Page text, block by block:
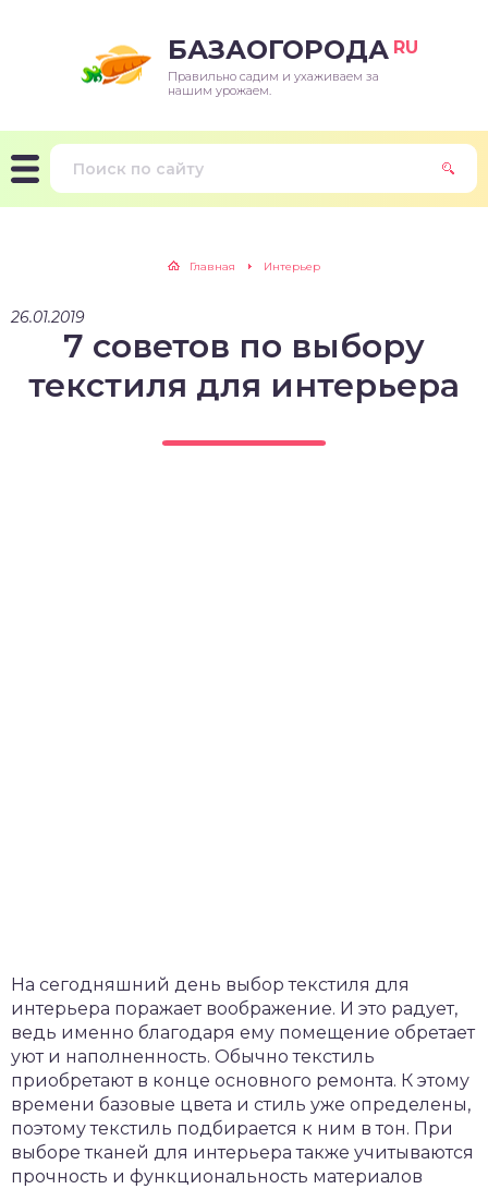
БАЗАОГОРОДА RU
Правильно садим и ухаживаем за
нашим урожаем.
Главная Интерьер
26.01.2019
7 советов по выбору
текстиля для интерьера
На сегодняшний день выбор текстиля для
интерьера поражает воображение. И это радует,
ведь именно благодаря ему помещение обретает
уют и наполненность. Обычно текстиль
приобретают в конце основного ремонта. К этому
времени базовые цвета и стиль уже определены,
поэтому текстиль подбирается к ним в тон. При
выборе тканей для интерьера также учитываются
прочность и функциональность материалов